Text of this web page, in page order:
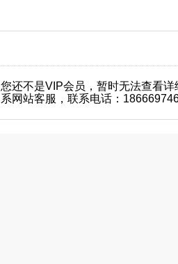
您还不是VIP会员，暂时无法查看
系网站客服，联系电话：